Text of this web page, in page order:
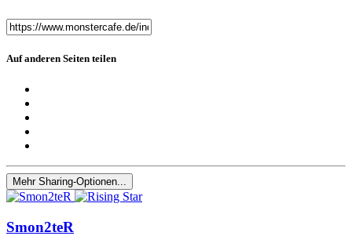
Auf anderen Seiten teilen
Mehr Sharing-Optionen...
Smon2teR